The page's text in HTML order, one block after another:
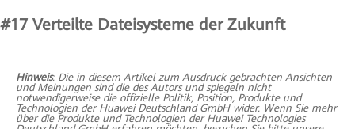
#17 Verteilte Dateisysteme der Zukunft
Hinweis: Die in diesem Artikel zum Ausdruck gebrachten Ansichten
und Meinungen sind die des Autors und spiegeln nicht
notwendigerweise die offizielle Politik, Position, Produkte und
Technologien der Huawei Deutschland GmbH wider. Wenn Sie mehr
über die Produkte und Technologien der Huawei Technologies